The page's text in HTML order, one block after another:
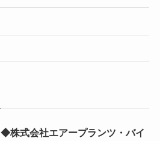
◆株式会社エアープランツ・バイ